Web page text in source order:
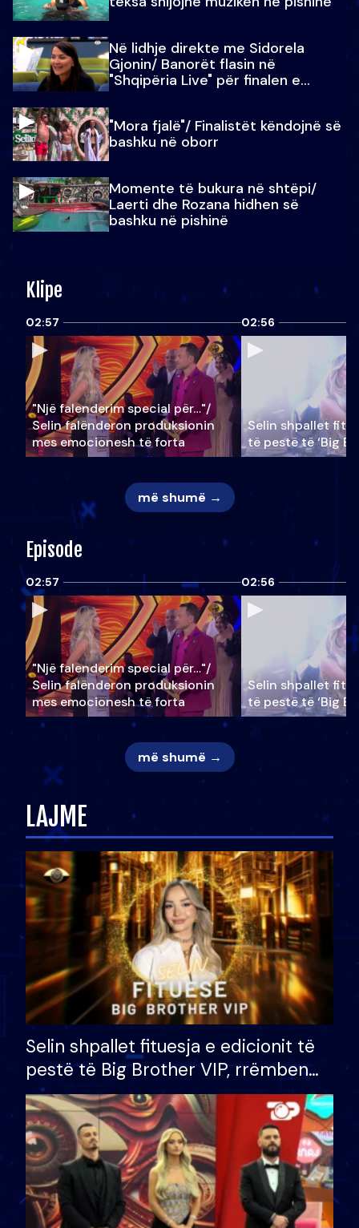
Në lidhje direkte me Sidorela
Gjonin/ Banorët flasin në
"Shqipëria Live" për finalen e
"Mora fjalë"/ Finalistët këndojnë së
bashku në oborr
Momente të bukura në shtëpi/
Laerti dhe Rozana hidhen së
bashku në pishinë
Klipe
02:57
"Një falenderim special për…"/
Selin falënderon produksionin
mes emocionesh të forta
02:56
Selin shpallet
të pestë të ‘Big
më shumë →
Episode
02:57
"Një falenderim special për…"/
Selin falënderon produksionin
mes emocionesh të forta
02:56
Selin shpallet
të pestë të ‘Big
më shumë →
LAJME
Selin shpallet fituesja e edicionit të
pestë të Big Brother VIP, rrëmben
çmimin e madh prej 100 mijë eurosh